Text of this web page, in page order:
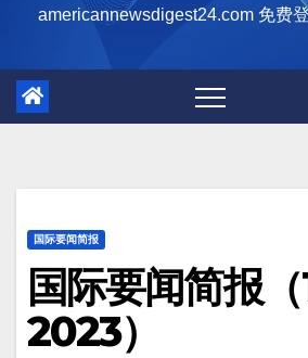
americannewsdigest24.com 免费
国际要闻简报
国际要闻简报
2023）